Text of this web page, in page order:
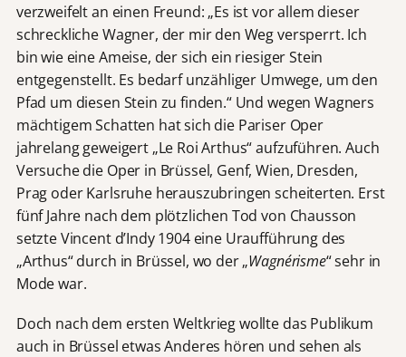
verzweifelt an einen Freund: „Es ist vor allem dieser
schreckliche Wagner, der mir den Weg versperrt. Ich
bin wie eine Ameise, der sich ein riesiger Stein
entgegenstellt. Es bedarf unzähliger Umwege, um den
Pfad um diesen Stein zu finden.“ Und wegen Wagners
mächtigem Schatten hat sich die Pariser Oper
jahrelang geweigert „Le Roi Arthus“ aufzuführen. Auch
Versuche die Oper in Brüssel, Genf, Wien, Dresden,
Prag oder Karlsruhe herauszubringen scheiterten. Erst
fünf Jahre nach dem plötzlichen Tod von Chausson
setzte Vincent d’Indy 1904 eine Uraufführung des
„Arthus“ durch in Brüssel, wo der „Wagnérisme“ sehr in
Mode war.
Doch nach dem ersten Weltkrieg wollte das Publikum
auch in Brüssel etwas Anderes hören und sehen als